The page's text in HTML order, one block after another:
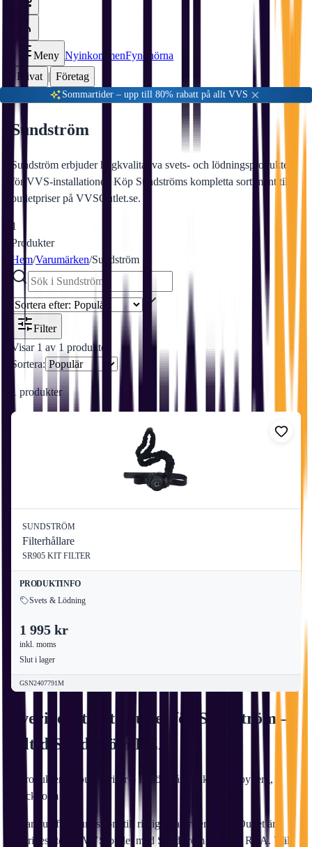
Meny NyinkommenFyndhörna
Privat | Företag
Sommartider – upp till 80% rabatt på allt VVS
Sundström
Sundström erbjuder högkvalitativa svets- och lödningsprodukter
för VVS-installationer. Köp Sundströms kompletta sortiment till
outletpriser på VVSOutlet.se.
1
Produkter
Hem/Varumärken/Sundström
Filter
Visar 1 av 1 produkter
Sortera:
1 produkter
SUNDSTRÖM
Filterhållare
SR905 KIT FILTER
PRODUKTINFO
Svets & Lödning
1 995 kr
inkl. moms
Slut i lager
GSN2407791M
Sveriges största outlet för Sundström –
alltid Sundström REA
produkter till outletpriser – Besök vår butik i Sundbyberg,
Stockholm
Letar du efter Sundström till riktigt bra priser? VVSOutlet är
Sveriges största VVS-outlet med Sundström alltid på REA. Välj